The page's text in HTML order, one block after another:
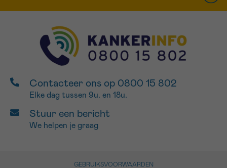
Contacteer ons op 0800 15 802
Elke dag tussen 9u. en 18u.
Stuur een bericht
We helpen je graag
GEBRUIKSVOORWAARDEN